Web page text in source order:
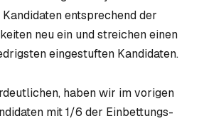
entsprechend der
neu ein und streichen einen
eingestuften Kandidaten.
haben wir im vorigen
mit 1/6 der Einbettungs-